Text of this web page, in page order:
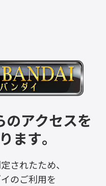
のアクセスを
ます。
されたため、
のご利用を